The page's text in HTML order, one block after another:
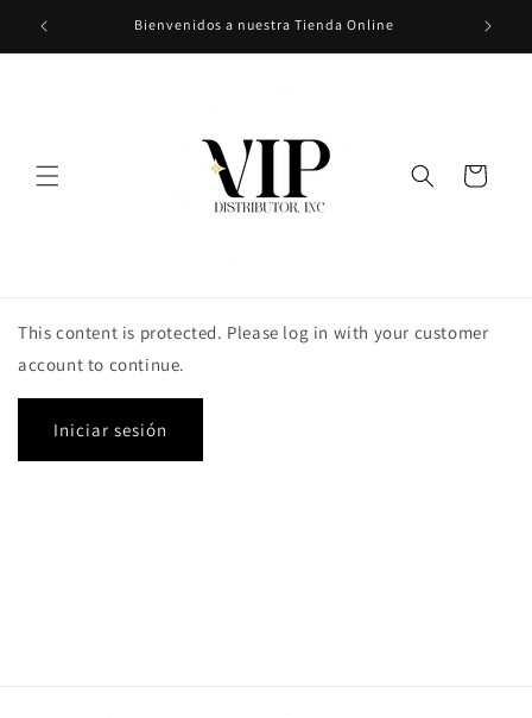
directamente
al contenido
Bienvenidos a nuestra Tienda Online
Carrito
This content is protected. Please log in with your customer
account to continue.
Iniciar sesión